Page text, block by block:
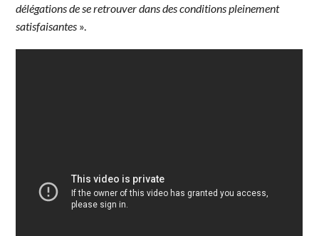
délégations de se retrouver dans des conditions pleinement
satisfaisantes ».